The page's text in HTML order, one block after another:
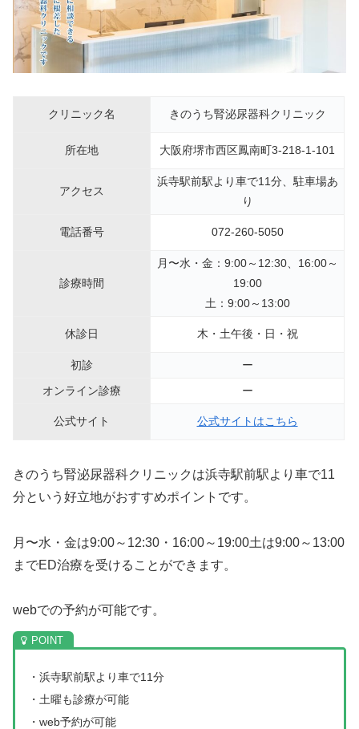
クリニック名 きのうち腎泌尿器科クリニック
所在地 大阪府堺市西区鳳南町3-218-1-101
アクセス
浜寺駅前駅より車で11分、駐車場あ
り
電話番号 072-260-5050
診療時間
月〜水・金：9:00～12:30、16:00～
19:00
土：9:00～13:00
休診日 木・土午後・日・祝
初診
ー
オンライン診療
ー
公式サイト 公式サイトはこちら
きのうち腎泌尿器科クリニックは浜寺駅前駅より車で11
分という好立地がおすすめポイントです。
月〜水・金は9:00～12:30・16:00～19:00土は9:00～13:00
までED治療を受けることができます。
webでの予約が可能です。
・浜寺駅前駅より車で11分
・土曜も診療が可能
・web予約が可能